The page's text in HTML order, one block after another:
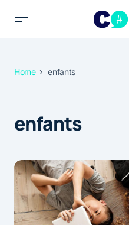
Home enfants
enfants